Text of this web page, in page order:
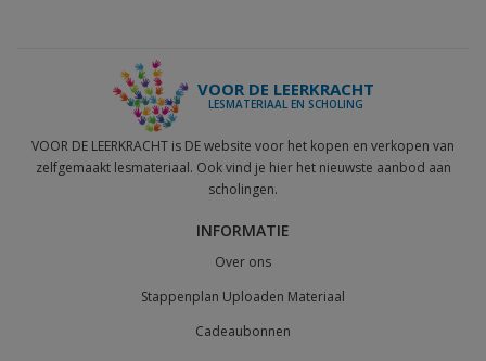
VOOR DE LEERKRACHT
LESMATERIAAL EN SCHOLING
VOOR DE LEERKRACHT is DE website voor het kopen en verkopen van
zelfgemaakt lesmateriaal. Ook vind je hier het nieuwste aanbod aan
scholingen.
INFORMATIE
Over ons
Stappenplan Uploaden Materiaal
Cadeaubonnen